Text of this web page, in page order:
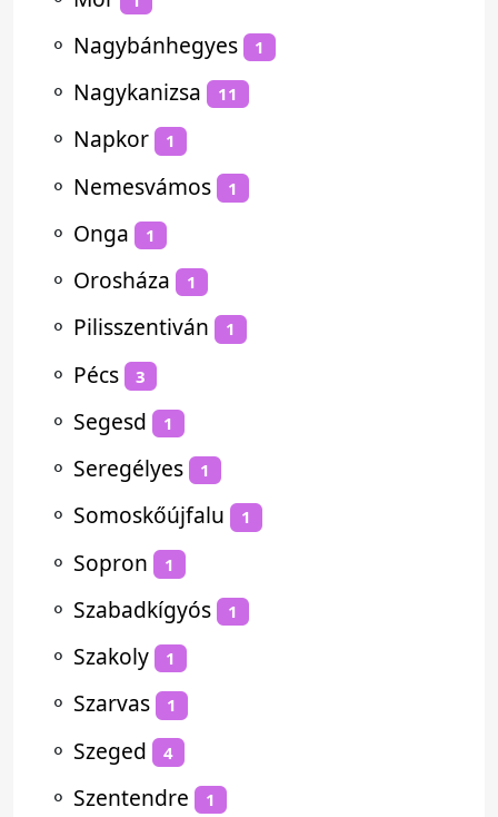
⚬ Nagybánhegyes 1
⚬ Nagykanizsa 11
⚬ Napkor 1
⚬ Nemesvámos 1
⚬ Onga 1
⚬ Orosháza 1
⚬ Pilisszentiván 1
⚬ Pécs 3
⚬ Segesd 1
⚬ Seregélyes 1
⚬ Somoskőújfalu 1
⚬ Sopron 1
⚬ Szabadkígyós 1
⚬ Szakoly 1
⚬ Szarvas 1
⚬ Szeged 4
⚬ Szentendre 1